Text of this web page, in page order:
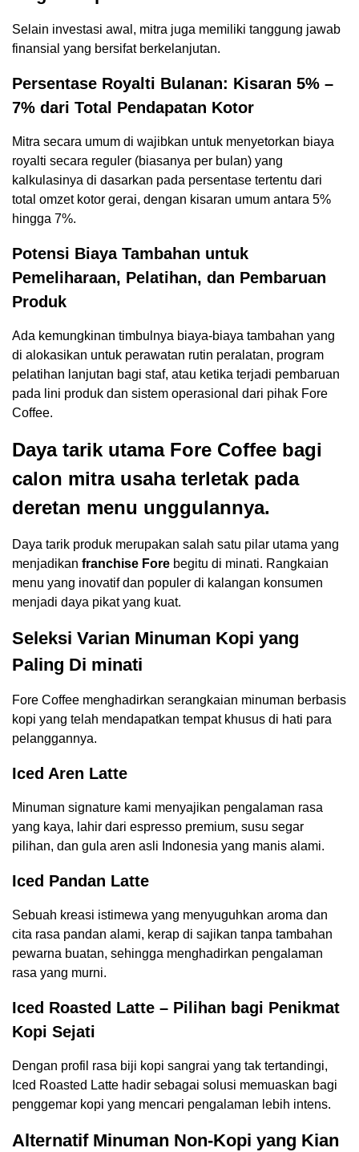
Selain investasi awal, mitra juga memiliki tanggung jawab
finansial yang bersifat berkelanjutan.
Persentase Royalti Bulanan: Kisaran 5% –
7% dari Total Pendapatan Kotor
Mitra secara umum di wajibkan untuk menyetorkan biaya
royalti secara reguler (biasanya per bulan) yang
kalkulasinya di dasarkan pada persentase tertentu dari
total omzet kotor gerai, dengan kisaran umum antara 5%
hingga 7%.
Potensi Biaya Tambahan untuk
Pemeliharaan, Pelatihan, dan Pembaruan
Produk
Ada kemungkinan timbulnya biaya-biaya tambahan yang
di alokasikan untuk perawatan rutin peralatan, program
pelatihan lanjutan bagi staf, atau ketika terjadi pembaruan
pada lini produk dan sistem operasional dari pihak Fore
Coffee.
Daya tarik utama Fore Coffee bagi
calon mitra usaha terletak pada
deretan menu unggulannya.
Daya tarik produk merupakan salah satu pilar utama yang
menjadikan franchise Fore begitu di minati. Rangkaian
menu yang inovatif dan populer di kalangan konsumen
menjadi daya pikat yang kuat.
Seleksi Varian Minuman Kopi yang
Paling Di minati
Fore Coffee menghadirkan serangkaian minuman berbasis
kopi yang telah mendapatkan tempat khusus di hati para
pelanggannya.
Iced Aren Latte
Minuman signature kami menyajikan pengalaman rasa
yang kaya, lahir dari espresso premium, susu segar
pilihan, dan gula aren asli Indonesia yang manis alami.
Iced Pandan Latte
Sebuah kreasi istimewa yang menyuguhkan aroma dan
cita rasa pandan alami, kerap di sajikan tanpa tambahan
pewarna buatan, sehingga menghadirkan pengalaman
rasa yang murni.
Iced Roasted Latte – Pilihan bagi Penikmat
Kopi Sejati
Dengan profil rasa biji kopi sangrai yang tak tertandingi,
Iced Roasted Latte hadir sebagai solusi memuaskan bagi
penggemar kopi yang mencari pengalaman lebih intens.
Alternatif Minuman Non-Kopi yang Kian